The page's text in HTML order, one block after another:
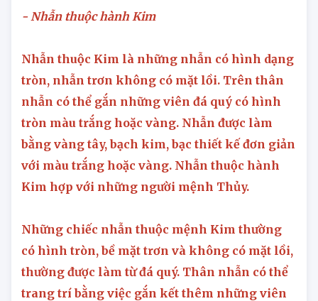
- Nhẫn thuộc hành Kim
Nhẫn thuộc Kim là những nhẫn có hình dạng
tròn, nhẫn trơn không có mặt lồi. Trên thân
nhẫn có thể gắn những viên đá quý có hình
tròn màu trắng hoặc vàng. Nhẫn được làm
bằng vàng tây, bạch kim, bạc thiết kế đơn giản
với màu trắng hoặc vàng. Nhẫn thuộc hành
Kim hợp với những người mệnh Thủy.
Những chiếc nhẫn thuộc mệnh Kim thường
có hình tròn, bề mặt trơn và không có mặt lồi,
thường được làm từ đá quý. Thân nhẫn có thể
trang trí bằng việc gắn kết thêm những viên